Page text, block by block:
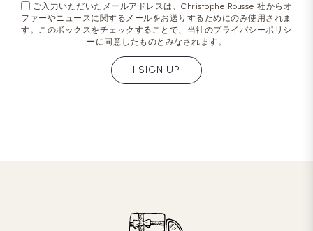
ご入力いただいたメールアドレスは、Christophe Roussel社からオ
ファーやニュースに関するメールをお送りするためにのみ使用されま
す。このボックスをチェックすることで、当社のプライバシーポリシ
ーに同意したものとみなされます。
I SIGN UP